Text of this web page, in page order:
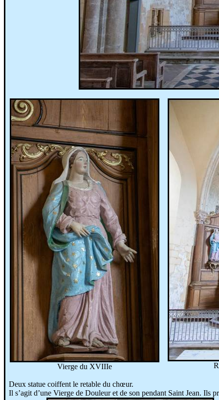
Vierge du XVIIIe
Deuxstatue coiffent le retable du chœur.
Il s’agit d’une Vierge de Douleur et de son pendant Saint Jean.